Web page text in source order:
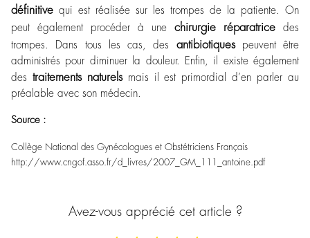
définitive qui est réalisée sur les trompes de la patiente. On
peut également procéder à une chirurgie réparatrice des
trompes. Dans tous les cas, des antibiotiquespeuvent être
administrés pour diminuer la douleur. Enfin, il existe également
des traitements naturelsmais il est primordial d’en parler au
préalable avec son médecin.
Source :
Collège National des Gynécologues et Obstétriciens Français
http://www.cngof.asso.fr/d_livres/2007_GM_111_antoine.pdf
Avez-vous apprécié cet article ?